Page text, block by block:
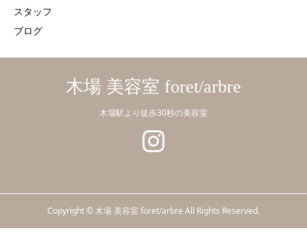
スタッフ
ブログ
木場 美容室 foret/arbre
木場駅より徒歩30秒の美容室
Copyright © 木場 美容室 foret/arbre All Rights Reserved.